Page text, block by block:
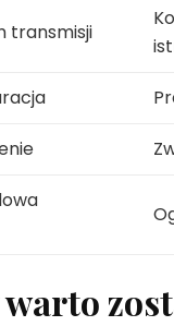
transmisji